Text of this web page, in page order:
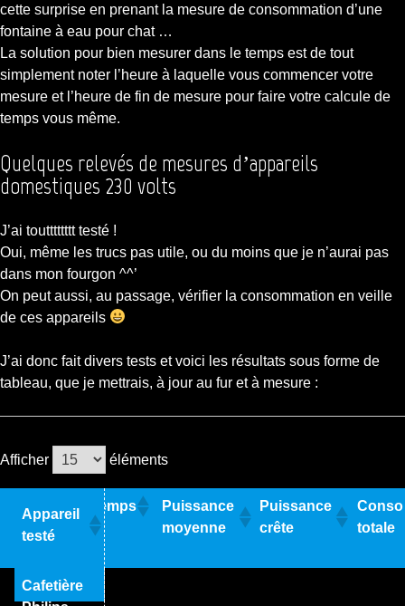
cette surprise en prenant la mesure de consommation d’une
fontaine à eau pour chat …
La solution pour bien mesurer dans le temps est de tout
simplement noter l’heure à laquelle vous commencer votre
mesure et l’heure de fin de mesure pour faire votre calcule de
temps vous même.
Quelques relevés de mesures d’appareils
domestiques 230 volts
J’ai toutttttttt testé !
Oui, même les trucs pas utile, ou du moins que je n’aurai pas
dans mon fourgon ^^’
On peut aussi, au passage, vérifier la consommation en veille
de ces appareils
J’ai donc fait divers tests et voici les résultats sous forme de
tableau, que je mettrais, à jour au fur et à mesure :
Afficher éléments
Appareil
testé
Temps
Puissance
moyenne
Puissance
crête
Conso
totale
Cafetière